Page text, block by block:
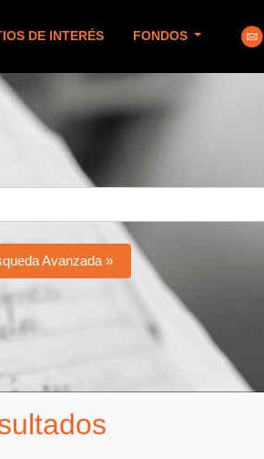
DE INTERÉS FONDOS
Avanzada »